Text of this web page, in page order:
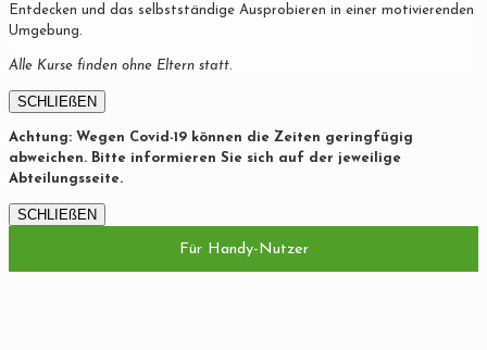
Entdecken und das selbstständige Ausprobieren in einer motivierenden
Umgebung.
Alle Kurse finden ohne Eltern statt.
SCHLIEßEN
Achtung: Wegen Covid-19 können die Zeiten geringfügig
abweichen. Bitte informieren Sie sich auf der jeweilige
Abteilungsseite.
SCHLIEßEN
Für Handy-Nutzer